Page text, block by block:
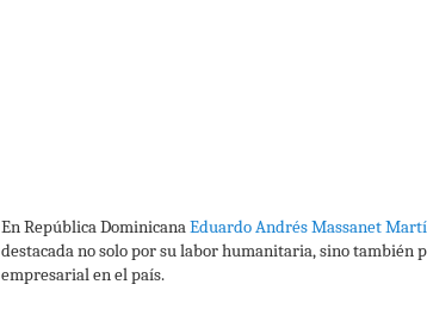
En República Dominicana Eduardo Andrés Massanet
destacada no solo por su labor humanitaria, sino también
empresarial en el país.